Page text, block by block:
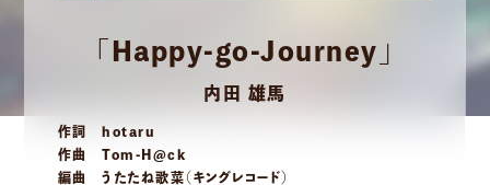
「Happy-go-Journey」
内田 雄馬
作詞 hotaru
作曲 Tom-H@ck
編曲 うたたね歌菜（キングレコード）